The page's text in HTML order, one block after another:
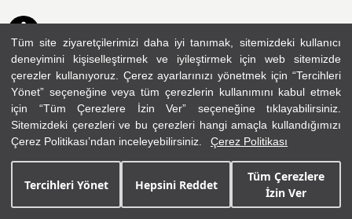
Tüm site ziyaretçilerimizi daha iyi tanımak, sitemizdeki kullanıcı
deneyimini kişiselleştirmek ve iyileştirmek için web sitemizde
çerezler kullanıyoruz. Çerez ayarlarınızı yönetmek için “Tercihleri
Yönet” seçeneğine veya tüm çerezlerin kullanımını kabul etmek
için “Tüm Çerezlere İzin Ver” seçeneğine tıklayabilirsiniz.
Sitemizdeki çerezleri ve bu çerezleri hangi amaçla kullandığımızı
Çerez Politikası’ndan inceleyebilirsiniz.
Çerez Politikası
Tercihleri Yönet Hepsini Reddet
Tüm Çerezlere
İzin Ver